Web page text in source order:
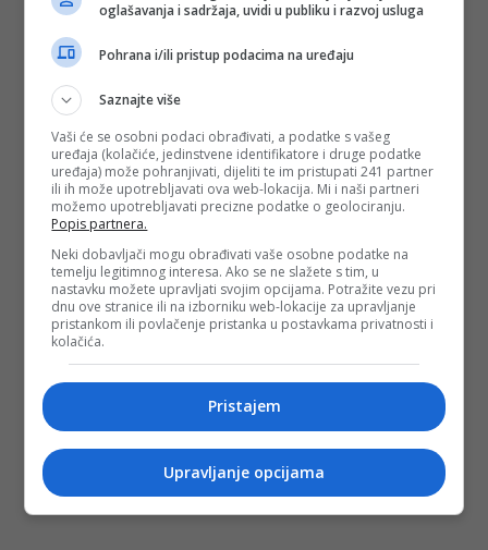
oglašavanja i sadržaja, uvidi u publiku i razvoj usluga
Pohrana i/ili pristup podacima na uređaju
Saznajte više
Vaši će se osobni podaci obrađivati, a podatke s vašeg
uređaja (kolačiće, jedinstvene identifikatore i druge podatke
uređaja) može pohranjivati, dijeliti te im pristupati 241 partner
ili ih može upotrebljavati ova web-lokacija. Mi i naši partneri
možemo upotrebljavati precizne podatke o geolociranju.
Popis partnera.
Neki dobavljači mogu obrađivati vaše osobne podatke na
temelju legitimnog interesa. Ako se ne slažete s tim, u
nastavku možete upravljati svojim opcijama. Potražite vezu pri
dnu ove stranice ili na izborniku web-lokacije za upravljanje
pristankom ili povlačenje pristanka u postavkama privatnosti i
kolačića.
Pristajem
Upravljanje opcijama